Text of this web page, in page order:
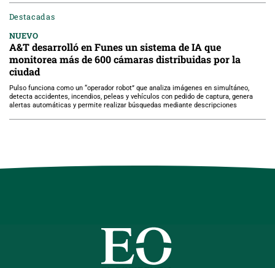
Destacadas
NUEVO
A&T desarrolló en Funes un sistema de IA que
monitorea más de 600 cámaras distribuidas por la
ciudad
Pulso funciona como un “operador robot” que analiza imágenes en simultáneo,
detecta accidentes, incendios, peleas y vehículos con pedido de captura, genera
alertas automáticas y permite realizar búsquedas mediante descripciones